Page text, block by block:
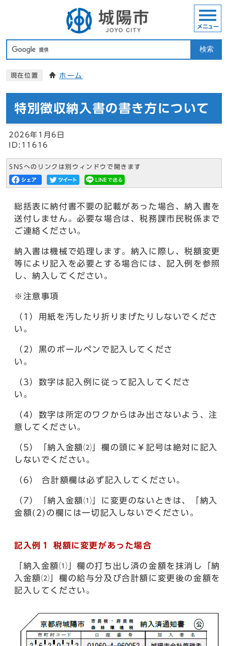
検索
メニュー
現在位置 ホーム
特別徴収納入書の書き方について
2026年1月6日
ID:11616
SNSへのリンクは別ウィンドウで開きます
総括表に納付書不要の記載があった場合、納入書を
送付しません。必要な場合は、税務課市民税係まで
ご連絡ください。
納入書は機械で処理します。納入に際し、税額変更
等により記入を必要とする場合には、記入例を参照
し、納入してください。
※注意事項
（1）用紙を汚したり折りまげたりしないでくださ
い。
（2）黒のボールペンで記入してくださ
い。
（3）数字は記入例に従って記入してくださ
い。
（4）数字は所定のワクからはみ出さないよう、注
意してください。
（5）「納入金額⑵」欄の頭に￥記号は絶対に記入
しないでください。
（6） 合計額欄は必ず記入してください。
（7）「納入金額⑴」に変更のないときは、「納入
金額(2)の欄には一切記入しないでください。
記入例１ 税額に変更があった場合
「納入金額⑴」欄の打ち出し済の金額を抹消し「納
入金額⑵」欄の給与分及び合計額に変更後の金額を
記入してください。